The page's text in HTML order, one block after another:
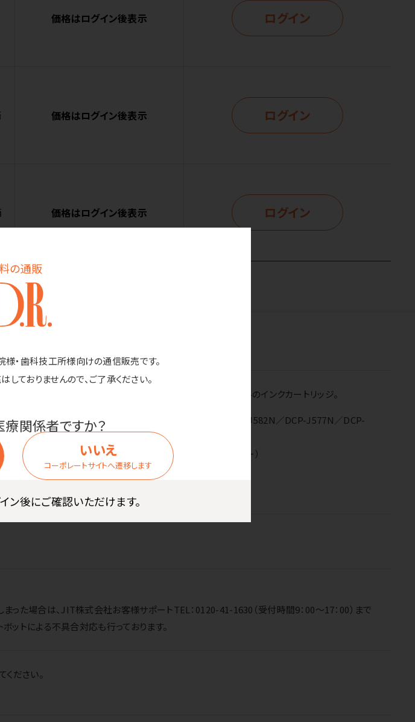
の通販
様・歯科技工所様向けの通信販売です。
ておりませんので、ご了承ください。
関係者ですか？
いいえ
コーポレートサイトへ遷移します
ン後にご確認いただけます。
価格はログイン後表示 ログイン
価格はログイン後表示 ログイン
価格はログイン後表示 ログイン
細
浄し、JIT社が自社開発をしたインクを再充填したリサイクルのインクカートリッジ。
J978N／DCP-J973N／DCP-J972N／DCP-J587N／DCP-J582N／DCP-J577N／DCP-
J898N／MFC-J893N／MFC-J738DN／MFC-J738DWN
LC3111C（シアン）、LC3111M（マゼンタ）、LC3111Y（イエロー）
た場合は、JIT株式会社お客様サポートTEL：0120-41-1630（受付時間9：00～17：00）まで
ットによる不具合対応も行っております。
ださい。